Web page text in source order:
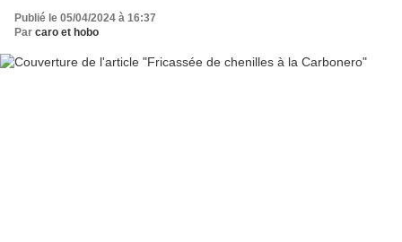
Publié le 05/04/2024 à 16:37
Par caro et hobo